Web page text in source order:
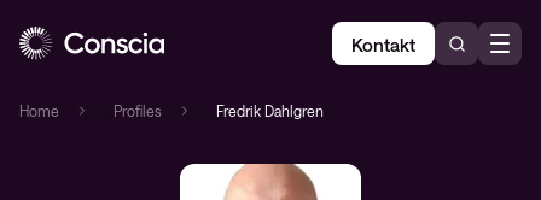
Kontakt
Home Profiles Fredrik Dahlgren